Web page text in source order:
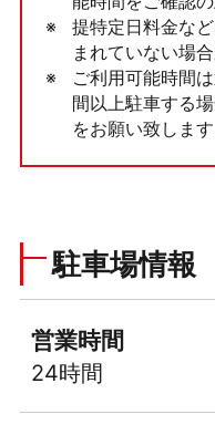
提特定日料金な
まれていない場
ご利用可能時間
間以上駐車する場
をお願い致します
駐車場情報
営業時間
24時間